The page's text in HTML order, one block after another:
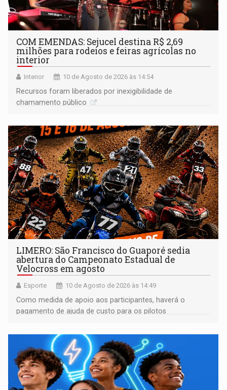
COM EMENDAS: Sejucel destina R$ 2,69
milhões para rodeios e feiras agrícolas no
interior
Interior 10 de Agosto de 2026 às 14:54
Recursos foram liberados por inexigibilidade de
chamamento público
LIMERO: São Francisco do Guaporé sedia
abertura do Campeonato Estadual de
Velocross em agosto
Esporte 10 de Agosto de 2026 às 14:49
Como medida de apoio aos participantes, haverá o
pagamento de ajuda de custo para os pilotos